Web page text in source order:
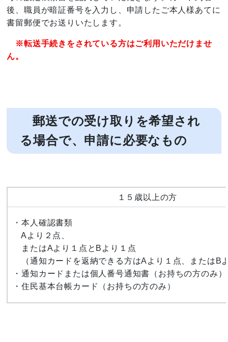
後、職員が暗証番号を入力し、申請したご本人様あてに
書留郵便でお送りいたします。
※転送手続きをされている方はご利用いただけませ
ん。
郵送での受け取りを希望され
る場合で、申請に必要なもの
１５歳以上の方
・本人確認書類
Aより２点、
またはAより１点とBより１点
（通知カードを返納できる方はAより１点、またはB
・通知カードまたは個人番号通知書（お持ちの方のみ）
・住民基本台帳カード（お持ちの方のみ）